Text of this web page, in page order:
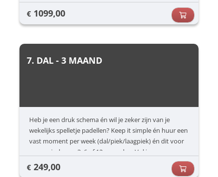
voorkeuren in (dag/uur) en dan zorgen wij voor de rest.
€ 1099,00
7. DAL - 3 MAAND
Heb je een druk schema én wil je zeker zijn van je
wekelijks spelletje padellen? Keep it simple én huur een
vast moment per week (dal/piek/laagpiek) én dit voor
een periode van 3, 6 of 12 maanden. Vul jouw
voorkeuren in (dag/uur) en dan zorgen wij voor de rest.
€ 249,00